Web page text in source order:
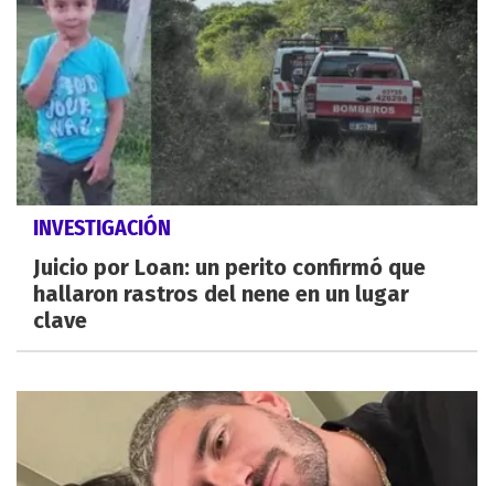
INVESTIGACIÓN
Juicio por Loan: un perito confirmó que
hallaron rastros del nene en un lugar
clave